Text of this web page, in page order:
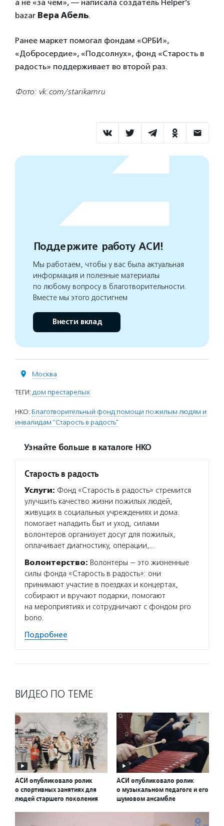
а не «за чем», — написала создатель Helper’s
bazar Вера Абель.
Ранее маркет помогал фондам «ОРБИ»,
«Добросердие», «Подсолнух», фонд «Старость в
радость» поддерживает во второй раз.
Фото: vk.com/starikamru
Поддержите работу АСИ!
Мы работаем, чтобы у вас была актуальная
информация и полезные материалы
по любому вопросу в благотворительности.
Вместе мы этого достигнем
Внести вклад
Москва
ТЕГИ: дом престарелых
НКО: Благотворительный фонд помощи пожилым людям и
инвалидам "Старость в радость"
Узнайте больше в каталоге НКО
Старость в радость
Услуги: Фонд «Старость в радость» стремится
улучшить качество жизни пожилых людей,
живущих в социальных учреждениях и дома:
помогает наладить быт и уход, силами
волонтеров организует досуг для пожилых,
оплачивает диагностику, операции,…
Волонтерство: Волонтеры — это жизненные
силы фонда «Старость в радость»: они
принимают участие в поездках и концертах,
собирают и вручают подарки, помогают
на мероприятиях и сотрудничают с фондом pro
bono.
Подробнее
ВИДЕО ПО ТЕМЕ
АСИ опубликовало ролик
о спортивных занятиях для
людей старшего поколения
АСИ опубликовало ролик
о музыкальном педагоге и его
шумовом ансамбле